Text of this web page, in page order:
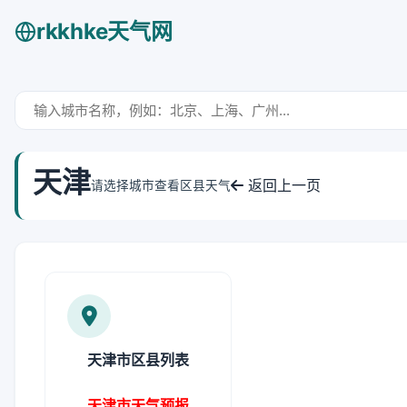
rkkhke天气网
天津请选择城市查看区县天气 返回上一页
天津市区县列表